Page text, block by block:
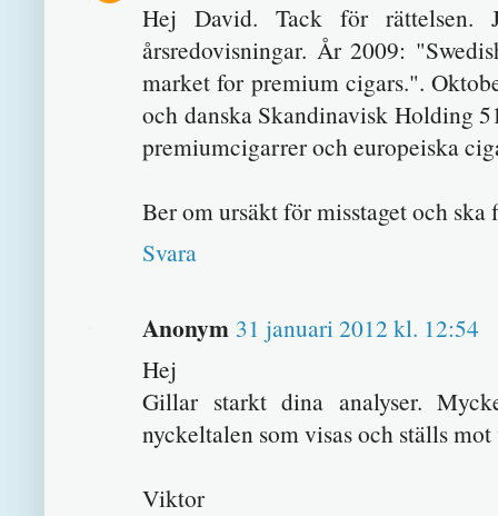
Hej David. Tack för rättelsen.
årsredovisningar. År 2009:
market for premium cigars.".
och danska Skandinavisk Holding
premiumcigarrer och europeiska
Ber om ursäkt för misstaget och
Svara
Anonym 31 januari 2012 kl. 12:54
Hej
Gillar starkt dina analyser.
nyckeltalen som visas och ställs
Viktor